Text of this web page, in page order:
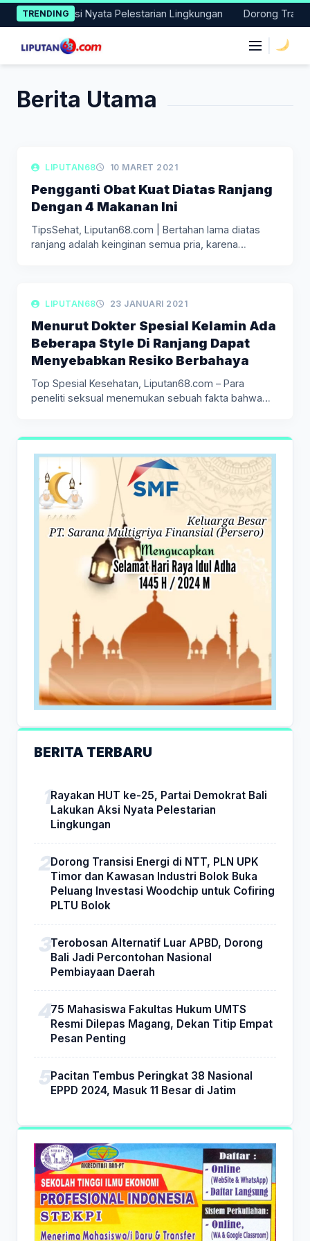
Skip
to
content
TRENDINGAksi Nyata Pelestarian Lingkungan Dorong Transisi
Berita Utama
LIPUTAN KESEHATAN
LIPUTAN68 10 MARET 2021
Pengganti Obat Kuat Diatas Ranjang
Dengan 4 Makanan Ini
TipsSehat, Liputan68.com | Bertahan lama diatas
ranjang adalah keinginan semua pria, karena…
LIPUTAN KESEHATAN
LIPUTAN68 23 JANUARI 2021
Menurut Dokter Spesial Kelamin Ada
Beberapa Style Di Ranjang Dapat
Menyebabkan Resiko Berbahaya
Top Spesial Kesehatan, Liputan68.com – Para
peneliti seksual menemukan sebuah fakta bahwa
BERITA TERBARU
Rayakan HUT ke-25, Partai Demokrat Bali
Lakukan Aksi Nyata Pelestarian
Lingkungan
Dorong Transisi Energi di NTT, PLN UPK
Timor dan Kawasan Industri Bolok Buka
Peluang Investasi Woodchip untuk Cofiring
PLTU Bolok
Terobosan Alternatif Luar APBD, Dorong
Bali Jadi Percontohan Nasional
Pembiayaan Daerah
75 Mahasiswa Fakultas Hukum UMTS
Resmi Dilepas Magang, Dekan Titip Empat
Pesan Penting
Pacitan Tembus Peringkat 38 Nasional
EPPD 2024, Masuk 11 Besar di Jatim